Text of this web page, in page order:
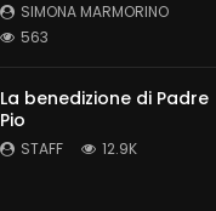
SIMONA MARMORINO
563
La benedizione di Padre
Pio
STAFF 12.9K